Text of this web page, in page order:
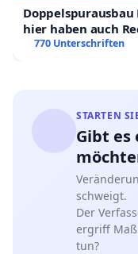
hier haben auch
770 Unterschriften
STARTEN
Gibt es
schweigt.
Der
ergriff
tun?